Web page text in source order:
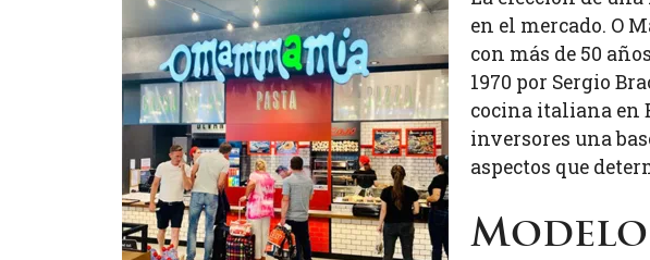
en el mercado. O
con más de 50
1970 por Sergio
cocina italiana en
inversores una
aspectos que